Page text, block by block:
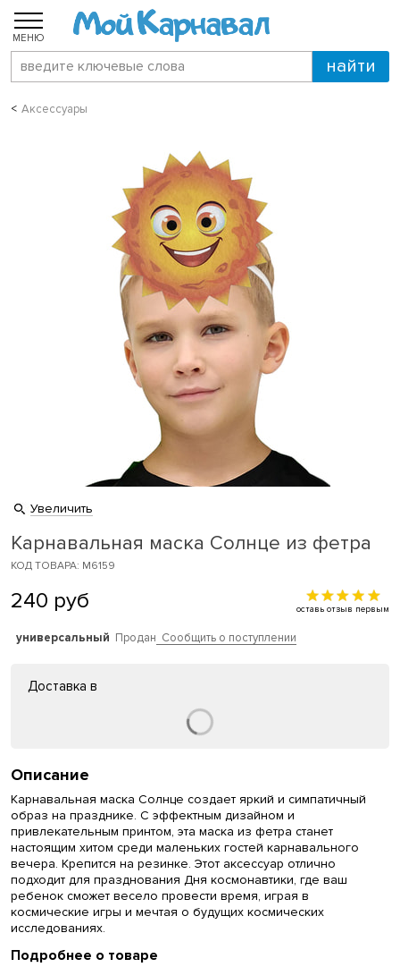
МЕНЮ
Аксессуары
Увеличить
Карнавальная маска Солнце из фетра
КОД ТОВАРА: M6159
240 руб оставь отзыв первым
универсальный Продан Сообщить о поступлении
Доставка в
Описание
Карнавальная маска Солнце создает яркий и симпатичный
образ на празднике. С эффектным дизайном и
привлекательным принтом, эта маска из фетра станет
настоящим хитом среди маленьких гостей карнавального
вечера. Крепится на резинке. Этот аксессуар отлично
подходит для празднования Дня космонавтики, где ваш
ребенок сможет весело провести время, играя в
космические игры и мечтая о будущих космических
исследованиях.
Подробнее о товаре